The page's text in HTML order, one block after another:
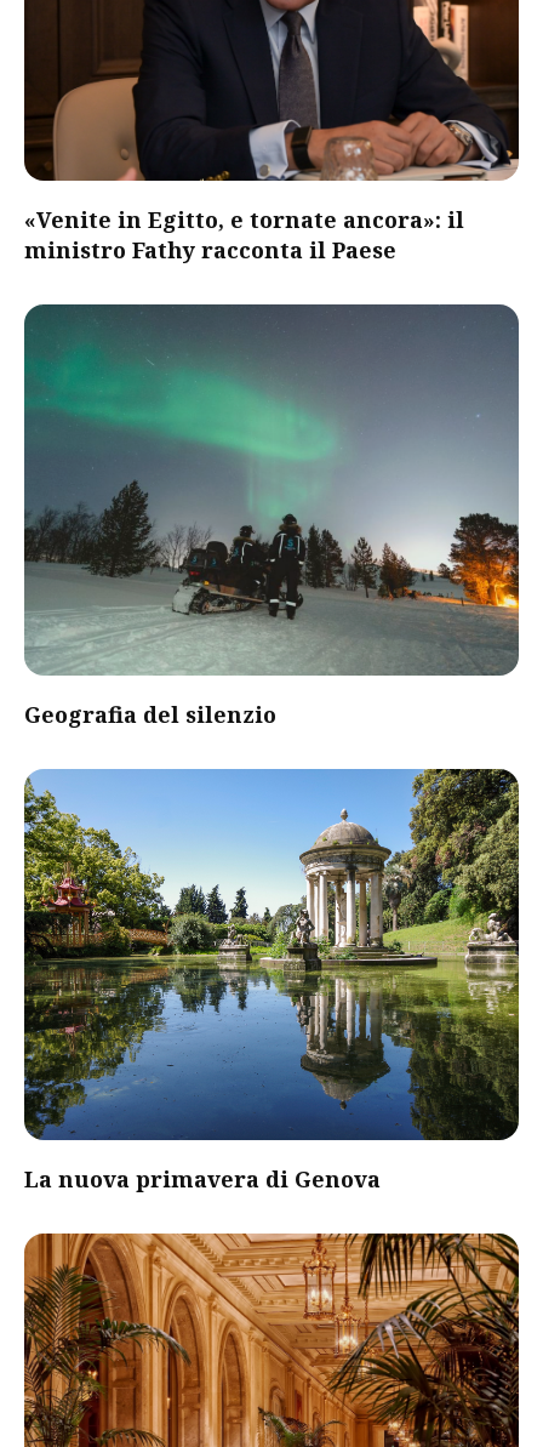
«Venite in Egitto, e tornate ancora»: il
ministro Fathy racconta il Paese
Geografia del silenzio
La nuova primavera di Genova